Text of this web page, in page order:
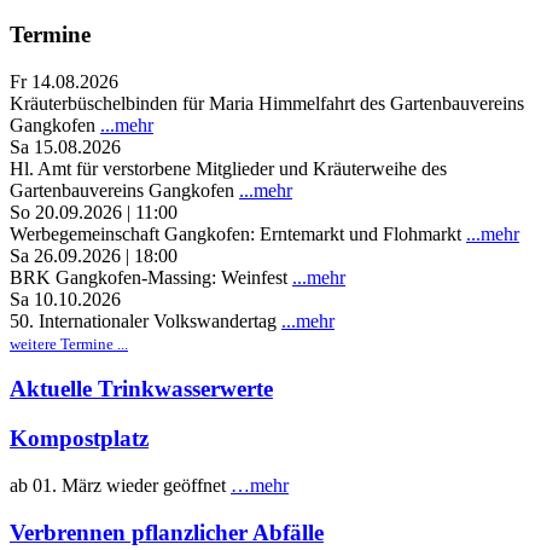
Termine
Fr 14.08.2026
Kräuterbüschelbinden für Maria Himmelfahrt des Gartenbauvereins
Gangkofen ...mehr
Sa 15.08.2026
Hl. Amt für verstorbene Mitglieder und Kräuterweihe des
Gartenbauvereins Gangkofen ...mehr
So 20.09.2026 | 11:00
Werbegemeinschaft Gangkofen: Erntemarkt und Flohmarkt ...mehr
Sa 26.09.2026 | 18:00
BRK Gangkofen-Massing: Weinfest ...mehr
Sa 10.10.2026
50. Internationaler Volkswandertag ...mehr
weitere Termine ...
Aktuelle Trinkwasserwerte
Kompostplatz
ab 01. März wieder geöffnet …mehr
Verbrennen pflanzlicher Abfälle